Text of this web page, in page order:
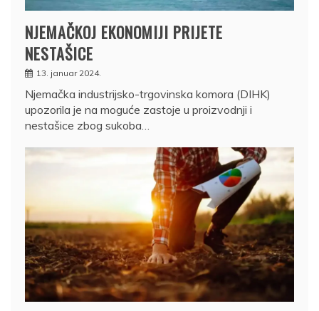
NJEMAČKOJ EKONOMIJI PRIJETE
NESTAŠICE
13. januar 2024.
Njemačka industrijsko-trgovinska komora (DIHK)
upozorila je na moguće zastoje u proizvodnji i
nestašice zbog sukoba…